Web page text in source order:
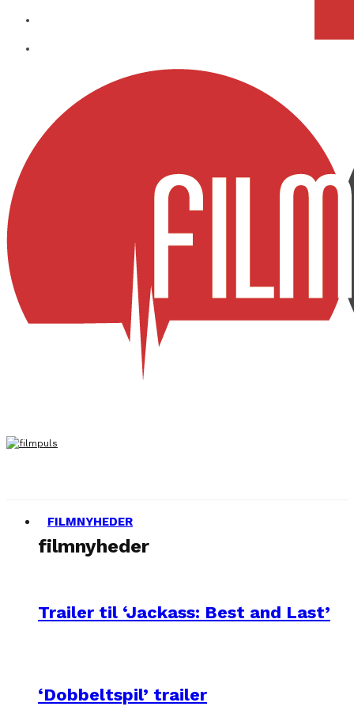
FILMNYHEDER
filmnyheder
Trailer til ‘Jackass: Best and Last’
‘Dobbeltspil’ trailer